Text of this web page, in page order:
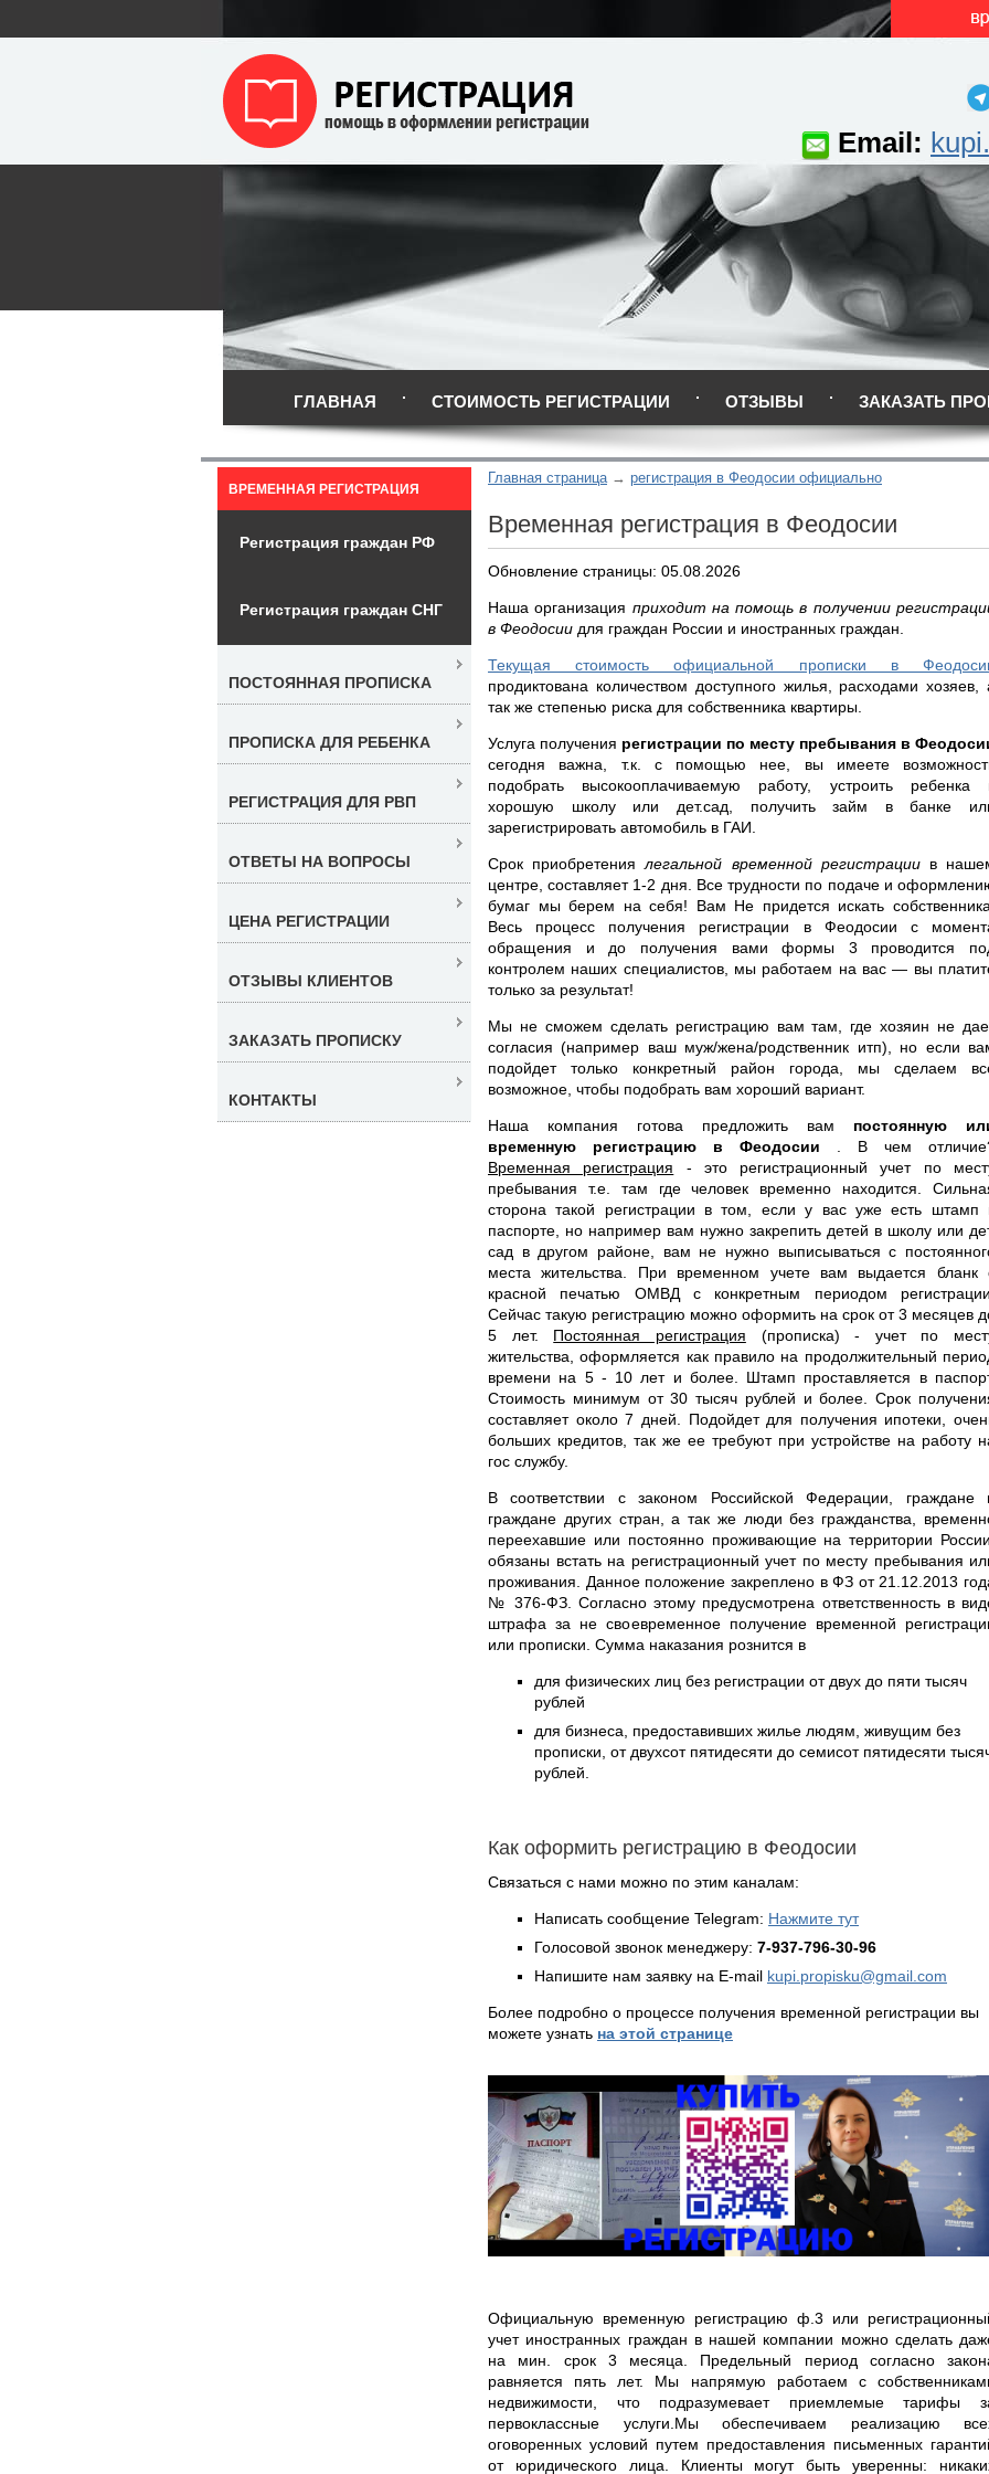
Email:
ГЛАВНАЯ СТОИМОСТЬ РЕГИСТРАЦИИ ОТЗЫВЫ ЗАКАЗАТЬ
Главная страница регистрация в Феодосии официально
Временная регистрация в Феодосии
Обновление страницы: 05.08.2026
Наша организация приходит на помощь в получении
в Феодосии для граждан России и иностранных граждан.
Текущая стоимость официальной прописки в
продиктована количеством доступного жилья, расходами хозяев,
так же степенью риска для собственника квартиры.
Услуга получения регистрации по месту пребывания в
сегодня важна, т.к. с помощью нее, вы имеете
подобрать высокооплачиваемую работу, устроить ребенка
хорошую школу или дет.сад, получить займ в банке
зарегистрировать автомобиль в ГАИ.
Срок приобретениялегальной временной регистрации в
центре, составляет 1-2 дня. Все трудности по подаче и
бумаг мы берем на себя! Вам Не придется искать собственника.
Весь процесс получения регистрации в Феодосии с
обращения и до получения вами формы 3 проводится
контролем наших специалистов, мы работаем на вас — вы
только за результат!
Мы не сможем сделать регистрацию вам там, где хозяин не
согласия (например ваш муж/жена/родственник итп), но если
подойдет только конкретный район города, мы сделаем
возможное, чтобы подобрать вам хороший вариант.
Наша компания готова предложить вам постоянную
временную регистрацию в Феодосии
. В чем
Временная регистрация - это регистрационный учет по
пребывания т.е. там где человек временно находится.
сторона такой регистрации в том, если у вас уже есть штамп
паспорте, но например вам нужно закрепить детей в школу или
сад в другом районе, вам не нужно выписываться с
места жительства. При временном учете вам выдается бланк
красной печатью ОМВД с конкретным периодом регистрации.
Сейчас такую регистрацию можно оформить на срок от 3 месяцев
5 лет. Постоянная регистрация (прописка) - учет по
жительства, оформляется как правило на продолжительный
времени на 5 - 10 лет и более. Штамп проставляется в
Стоимость минимум от 30 тысяч рублей и более. Срок
составляет около 7 дней. Подойдет для получения ипотеки,
больших кредитов, так же ее требуют при устройстве на работу
гос службу.
В соответствии с законом Российской Федерации, граждане
граждане других стран, а так же люди без гражданства,
переехавшие или постоянно проживающие на территории России,
обязаны встать на регистрационный учет по месту пребывания
проживания. Данное положение закреплено в ФЗ от 21.12.2013
№ 376-ФЗ. Согласно этому предусмотрена ответственность в
штрафа за не своевременное получение временной
или прописки. Сумма наказания рознится в
для физических лиц без регистрации от двух до пяти тысяч
рублей
для бизнеса, предоставивших жилье людям, живущим без
прописки, от двухсот пятидесяти до семисот пятидесяти
рублей.
Как оформить регистрацию в Феодосии
Связаться с нами можно по этим каналам:
Написать сообщение Telegram: Нажмите тут
Голосовой звонок менеджеру: 7-937-796-30-96
Напишите нам заявку на E-mail kupi.propisku@gmail.com
Более подробно о процессе получения временной регистрации вы
можете узнать на этой странице
Официальную временную регистрацию ф.3 или
учет иностранных граждан в нашей компании можно сделать
на мин. срок 3 месяца. Предельный период согласно
равняется пять лет. Мы напрямую работаем с
недвижимости, что подразумевает приемлемые тарифы
первоклассные услуги.Мы обеспечиваем реализацию
оговоренных условий путем предоставления письменных
от юридического лица. Клиенты могут быть уверенны:
ВРЕМЕННАЯ РЕГИСТРАЦИЯ
Регистрация граждан РФ
Регистрация граждан СНГ
ПОСТОЯННАЯ ПРОПИСКА
ПРОПИСКА ДЛЯ РЕБЕНКА
РЕГИСТРАЦИЯ ДЛЯ РВП
ОТВЕТЫ НА ВОПРОСЫ
ЦЕНА РЕГИСТРАЦИИ
ОТЗЫВЫ КЛИЕНТОВ
ЗАКАЗАТЬ ПРОПИСКУ
КОНТАКТЫ